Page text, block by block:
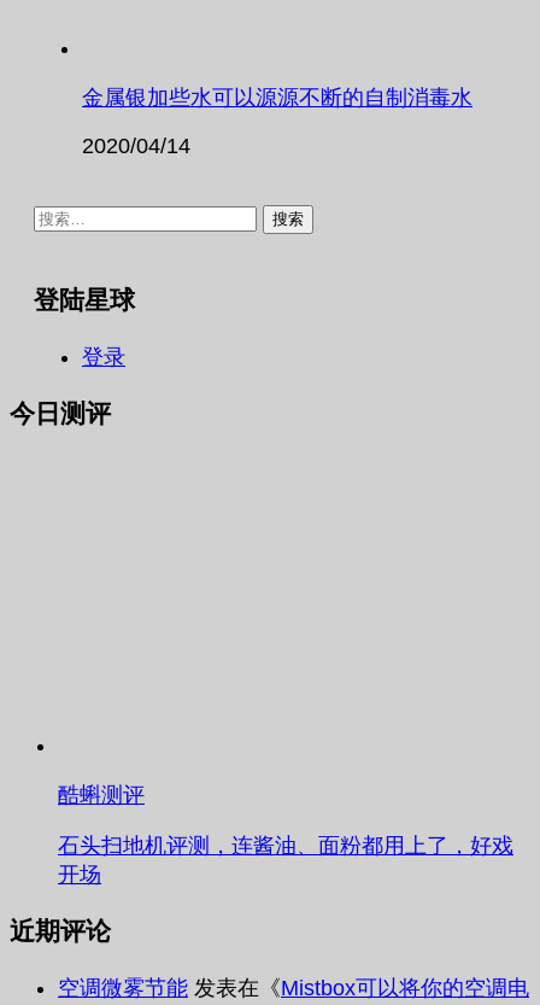
金属银加些水可以源源不断的自制消毒水
2020/04/14
搜
登陆星球
登录
今日测评
酷蝌测评
石头扫地机评测，连酱油、面粉都用上了，好戏
开场
近期评论
空调微雾节能 发表在《Mistbox可以将你的空调电